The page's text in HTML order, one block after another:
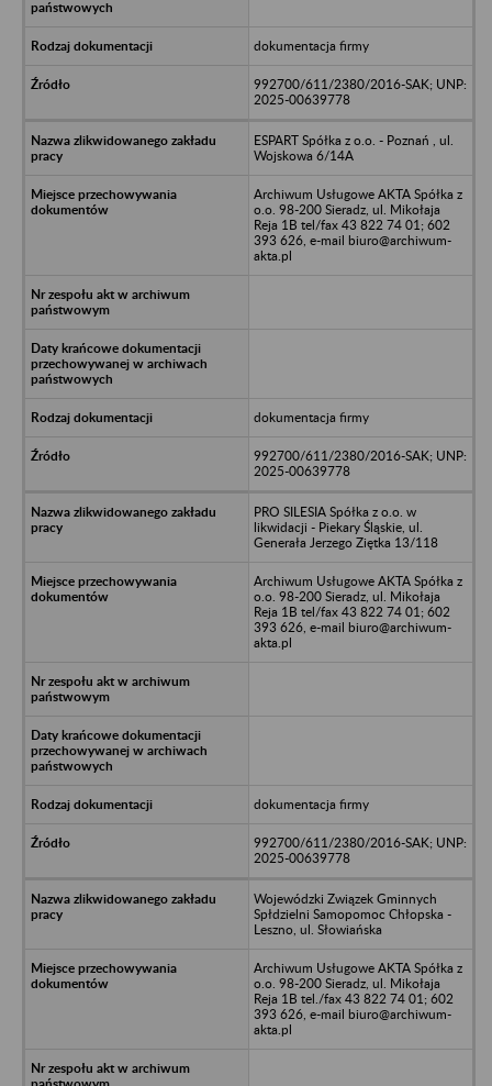
dokumentacja firmy
992700/611/2380/2016-SAK; UNP:
2025-00639778
ESPART Spółka z o.o. - Poznań , ul.
Wojskowa 6/14A
Archiwum Usługowe AKTA Spółka z
o.o. 98-200 Sieradz, ul. Mikołaja
Reja 1B tel/fax 43 822 74 01; 602
393 626, e-mail biuro@archiwum-
akta.pl
dokumentacja firmy
992700/611/2380/2016-SAK; UNP:
2025-00639778
PRO SILESIA Spółka z o.o. w
likwidacji - Piekary Śląskie, ul.
Generała Jerzego Ziętka 13/118
Archiwum Usługowe AKTA Spółka z
o.o. 98-200 Sieradz, ul. Mikołaja
Reja 1B tel/fax 43 822 74 01; 602
393 626, e-mail biuro@archiwum-
akta.pl
dokumentacja firmy
992700/611/2380/2016-SAK; UNP:
2025-00639778
Wojewódzki Związek Gminnych
Spłdzielni Samopomoc Chłopska -
Leszno, ul. Słowiańska
Archiwum Usługowe AKTA Spółka z
o.o. 98-200 Sieradz, ul. Mikołaja
Reja 1B tel./fax 43 822 74 01; 602
393 626, e-mail biuro@archiwum-
akta.pl